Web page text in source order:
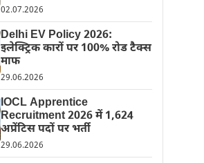
02.07.2026
Delhi EV Policy 2026:
इलेक्ट्रिक कारों पर 100% रोड टैक्स
माफ
29.06.2026
IOCL Apprentice
Recruitment 2026 में 1,624
अप्रेंटिस पदों पर भर्ती
29.06.2026